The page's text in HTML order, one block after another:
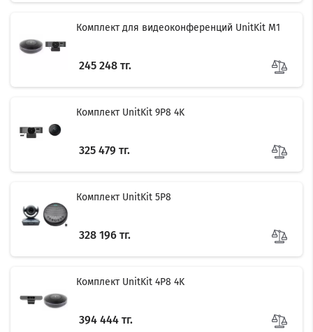
Комплект для видеоконференций UnitKit M1
245 248 тг.
Комплект UnitKit 9P8 4K
325 479 тг.
Комплект UnitKit 5P8
328 196 тг.
Комплект UnitKit 4P8 4K
394 444 тг.